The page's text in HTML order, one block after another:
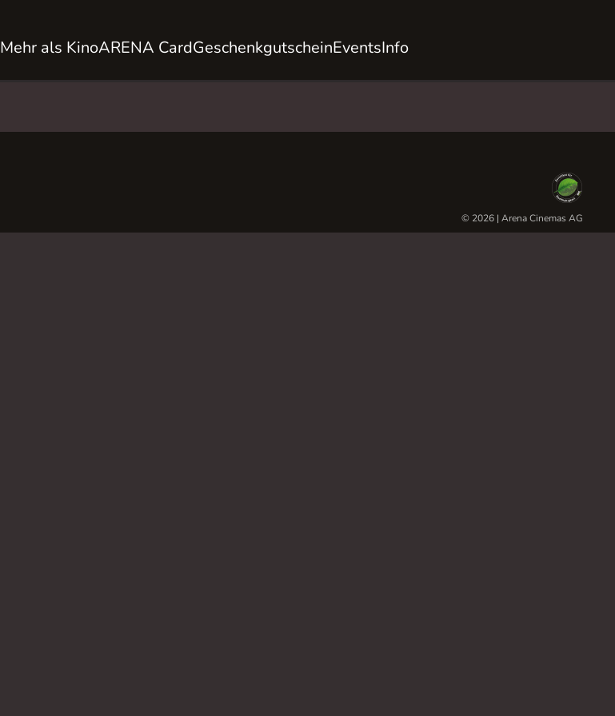
Mehr als KinoARENA CardGeschenkgutscheinEventsInfo
© 2026 | Arena Cinemas AG